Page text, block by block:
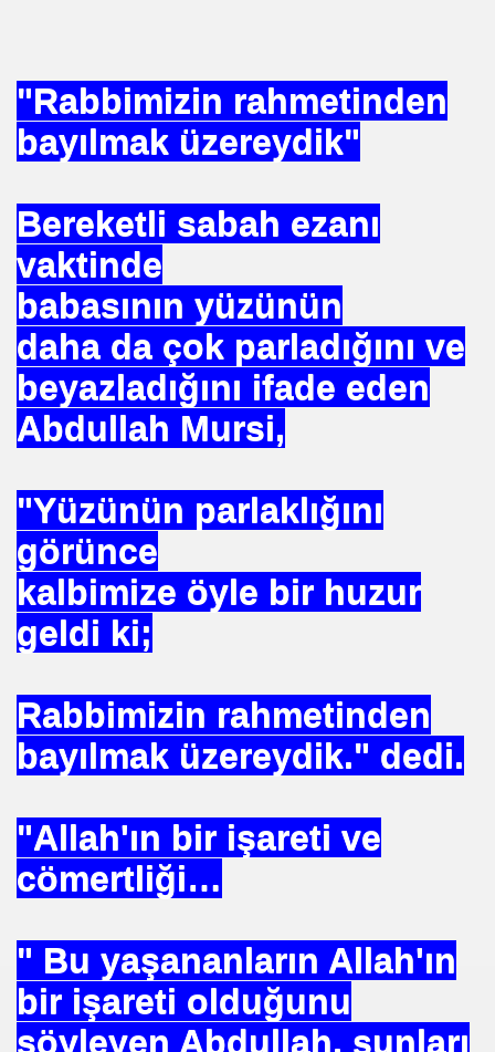
"Rabbimizin rahmetinden
bayılmak üzereydik"
Bereketli sabah ezanı
vaktinde
babasının yüzünün
daha da çok parladığını ve
beyazladığını ifade eden
Abdullah Mursi,
"Yüzünün parlaklığını
görünce
kalbimize öyle bir huzur
geldi ki;
Rabbimizin rahmetinden
bayılmak üzereydik." dedi.
"Allah'ın bir işareti ve
cömertliği…
" Bu yaşananların Allah'ın
bir işareti olduğunu
söyleyen Abdullah, şunları
ERDOĞAN
UYGULANDI-
BÜROKRASİSİ
Bulunan sır. Mühendis Hikmet TOPLU
ABD.
GÖKOĞLU
.DR UMUT YILDIZ
Hainini Yetiştiren Ülke Yoktur
Tarihi Eserleri Koruma ve Araştırma Derneği . İSTED